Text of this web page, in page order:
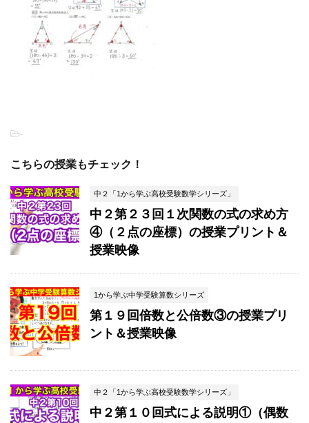
-
こちらの授業もチェック！
中２「1から学ぶ高校受験数学シリーズ」
中２第２３回１次関数の式の求め方
④（２点の座標）の授業プリント＆
授業映像
1から学ぶ中学受験算数シリーズ
第１９回倍数と公倍数③の授業プリ
ント＆授業映像
中２「1から学ぶ高校受験数学シリーズ」
中２第１０回式による説明①（偶数